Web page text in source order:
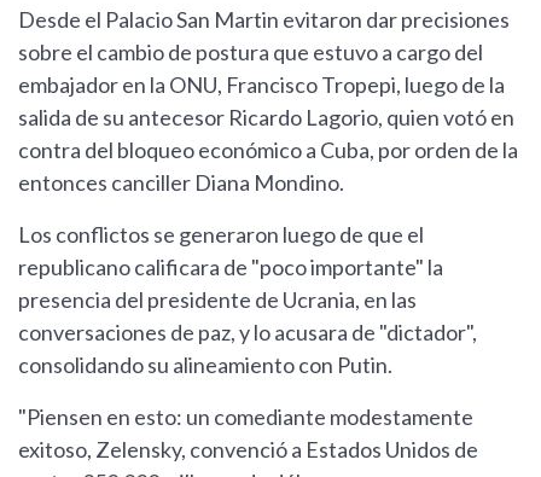
Desde el Palacio San Martin evitaron dar precisiones
sobre el cambio de postura que estuvo a cargo del
embajador en la ONU, Francisco Tropepi, luego de la
salida de su antecesor Ricardo Lagorio, quien votó en
contra del bloqueo económico a Cuba, por orden de la
entonces canciller Diana Mondino.
Los conflictos se generaron luego de que el
republicano calificara de "poco importante" la
presencia del presidente de Ucrania, en las
conversaciones de paz, y lo acusara de "dictador",
consolidando su alineamiento con Putin.
"Piensen en esto: un comediante modestamente
exitoso, Zelensky, convenció a Estados Unidos de